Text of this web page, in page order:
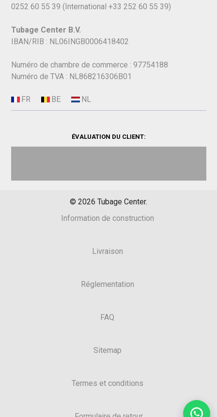
0252 60 55 39 (International +33 252 60 55 39)
Tubage Center B.V.
IBAN/RIB : NL06INGB0006418402
Numéro de chambre de commerce : 97754188
Numéro de TVA : NL868216306B01
ÉVALUATION DU CLIENT:
© 2026 Tubage Center.
Information de construction
Livraison
Réglementation
FAQ
Sitemap
Termes et conditions